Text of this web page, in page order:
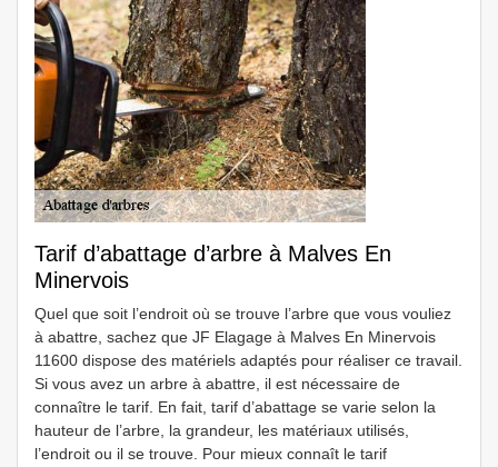
Tarif d’abattage d’arbre à Malves En
Minervois
Quel que soit l’endroit où se trouve l’arbre que vous vouliez
à abattre, sachez que JF Elagage à Malves En Minervois
11600 dispose des matériels adaptés pour réaliser ce travail.
Si vous avez un arbre à abattre, il est nécessaire de
connaître le tarif. En fait, tarif d’abattage se varie selon la
hauteur de l’arbre, la grandeur, les matériaux utilisés,
l’endroit ou il se trouve. Pour mieux connaît le tarif